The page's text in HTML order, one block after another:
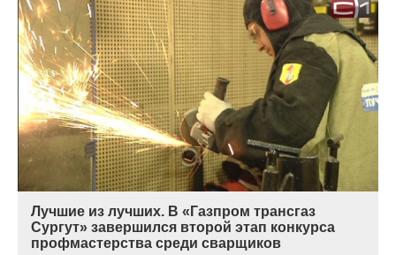
Лучшие из лучших. В «Газпром трансгаз
Сургут» завершился второй этап конкурса
профмастерства среди сварщиков